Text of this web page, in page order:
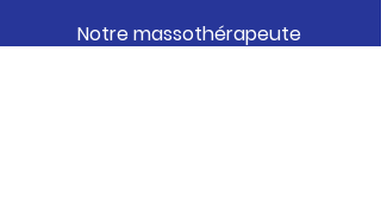
Notre massothérapeute